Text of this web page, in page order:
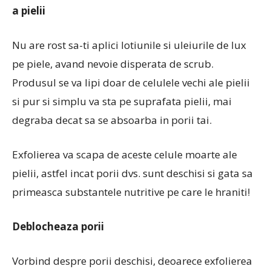
a pielii
Nu are rost sa-ti aplici lotiunile si uleiurile de lux
pe piele, avand nevoie disperata de scrub.
Produsul se va lipi doar de celulele vechi ale pielii
si pur si simplu va sta pe suprafata pielii, mai
degraba decat sa se absoarba in porii tai.
Exfolierea va scapa de aceste celule moarte ale
pielii, astfel incat porii dvs. sunt deschisi si gata sa
primeasca substantele nutritive pe care le hraniti!
Deblocheaza porii
Vorbind despre porii deschisi, deoarece exfolierea